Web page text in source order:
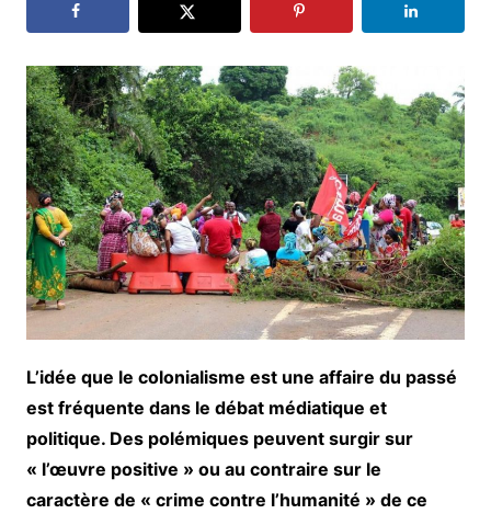
L’idée que le colonialisme est une affaire du passé
est fréquente dans le débat médiatique et
politique. Des polémiques peuvent surgir sur
« l’œuvre positive » ou au contraire sur le
caractère de « crime contre l’humanité » de ce